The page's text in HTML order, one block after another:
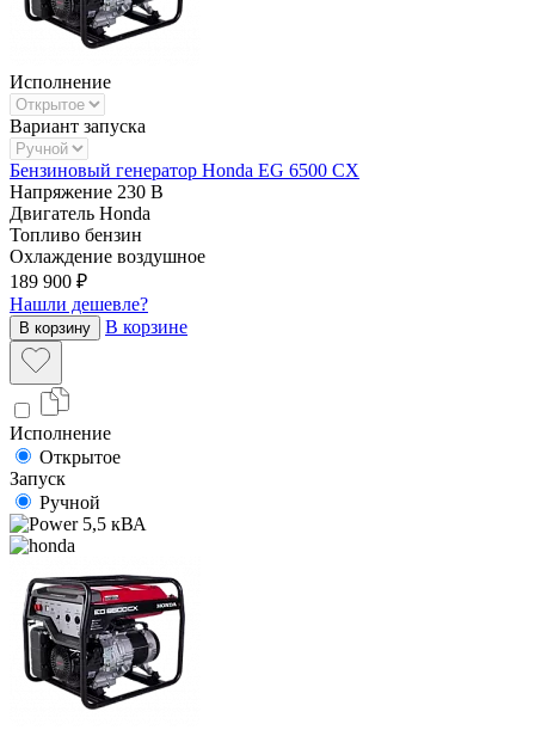
Исполнение
Вариант запуска
Бензиновый генератор Honda EG 6500 CX
Напряжение 230 В
Двигатель Honda
Топливо бензин
Охлаждение воздушное
189 900 ₽
Нашли дешевле?
В корзину В корзине
Исполнение
Открытое
Запуск
Ручной
5,5 кВА